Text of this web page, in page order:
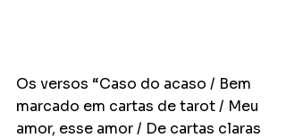
Os versos “Caso do acaso / Bem
marcado em cartas de tarot / Meu
amor, esse amor / De cartas claras